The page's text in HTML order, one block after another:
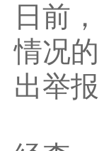
日前
情况
出举